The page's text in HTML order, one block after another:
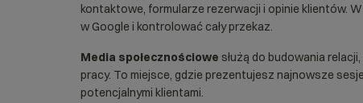
kontaktowe, formularze rezerwacji i opinie klientów.
w Google i kontrolować cały przekaz.
Media społecznościowe służą do budowania
pracy. To miejsce, gdzie prezentujesz najnowsze
potencjalnymi klientami.